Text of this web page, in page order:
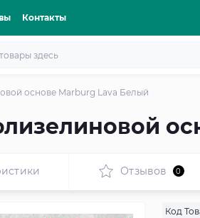
Контакты
основе Marburg Lava Белый
Отзывов 0
Код